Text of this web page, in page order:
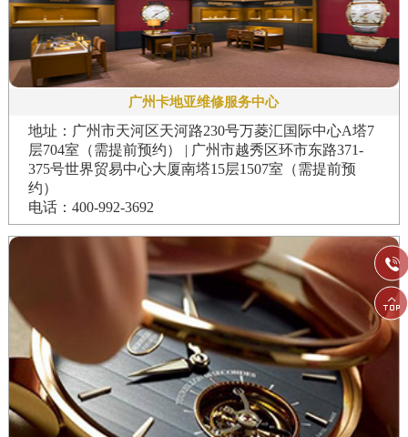
广州卡地亚维修服务中心
地址：广州市天河区天河路230号万菱汇国际中心A塔7
层704室（需提前预约） | 广州市越秀区环市东路371-
375号世界贸易中心大厦南塔15层1507室（需提前预
约）
电话：400-992-3692

